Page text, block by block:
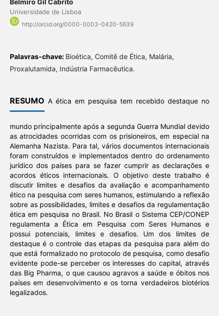
Belmiro Gil Cabrito
Universidade de Lisboa
http://orcid.org/0000-0003-0420-5639
Palavras-chave: Bioética, Comitê de Ética, Malária,
Proxalutamida, Indústria Farmacêutica.
RESUMO A ética em pesquisa tem recebido destaque no
mundo principalmente após a segunda Guerra Mundial devido
as atrocidades ocorridas com os prisioneiros, em especial na
Alemanha Nazista. Para tal, vários documentos internacionais
foram construídos e implementados dentro do ordenamento
jurídico dos países para se fazer cumprir as declarações e
acordos éticos internacionais. O objetivo deste trabalho é
discutir limites e desafios da avaliação e acompanhamento
ético na pesquisa com seres humanos, estimulando a reflexão
sobre as possibilidades, limites e desafios da regulamentação
ética em pesquisa no Brasil. No Brasil o Sistema CEP/CONEP
regulamenta a Ética em Pesquisa com Seres Humanos e
possui potenciais, limites e desafios. Um dos limites de
destaque é o controle das etapas da pesquisa para além do
que está formalizado no protocolo de pesquisa, como desafio
evidente pode-se perceber os interesses do capital, através
das Big Pharma, o que causou agravos a saúde e óbitos nos
países em desenvolvimento e os torna verdadeiros biotérios
legalizados.